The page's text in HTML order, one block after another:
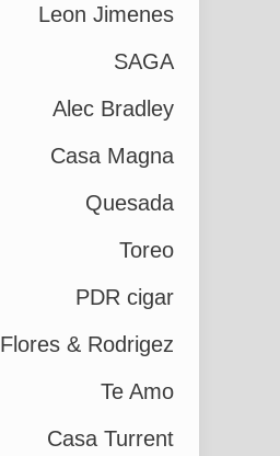
Leon Jimenes
SAGA
Alec Bradley
Casa Magna
Quesada
Toreo
PDR cigar
Flores & Rodrigez
Te Amo
Casa Turrent